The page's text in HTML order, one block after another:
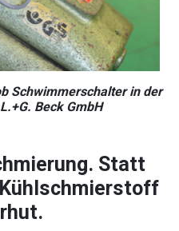
Schwimmerschalter in der
Beck GmbH
Statt